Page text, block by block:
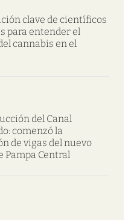
clave de científicos
para entender el
cannabis en el
del Canal
comenzó la
de vigas del nuevo
Pampa Central